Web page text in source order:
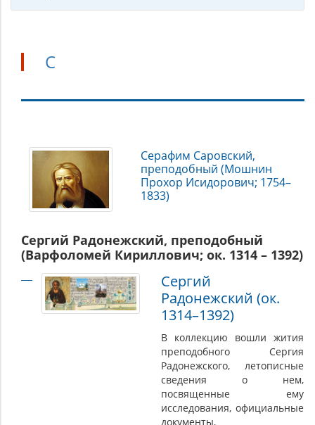
С
Серафим Саровский,
преподобный (Мошнин
Прохор Исидорович; 1754–
1833)
Сергий Радонежский, преподобный
(Варфоломей Кириллович; ок. 1314 – 1392)
Сергий
Радонежский (ок.
1314–1392)
В коллекцию вошли жития
преподобного Сергия
Радонежского, летописные
сведения о нем,
посвященные ему
исследования, официальные
документы,